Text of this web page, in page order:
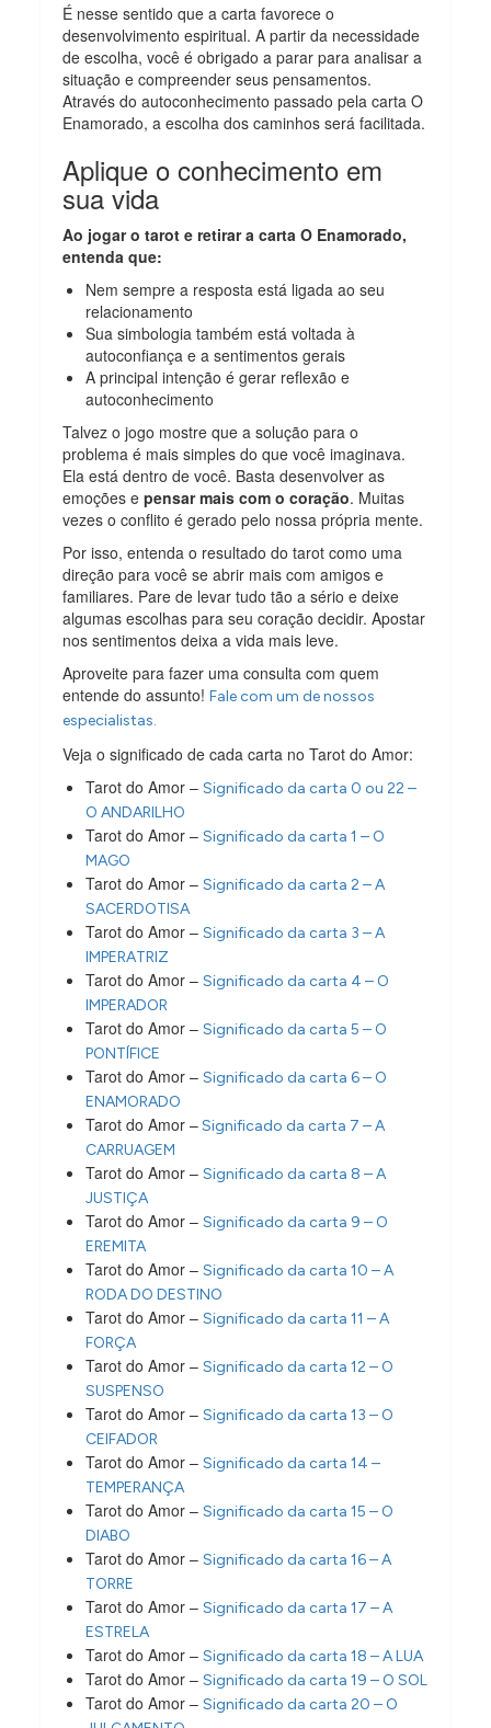
É nesse sentido que a carta favorece o
desenvolvimento espiritual. A partir da necessidade
de escolha, você é obrigado a parar para analisar a
situação e compreender seus pensamentos.
Através do autoconhecimento passado pela carta O
Enamorado, a escolha dos caminhos será facilitada.
Aplique o conhecimento em
sua vida
Ao jogar o tarot e retirar a carta O Enamorado,
entenda que:
Nem sempre a resposta está ligada ao seu
relacionamento
Sua simbologia também está voltada à
autoconfiança e a sentimentos gerais
A principal intenção é gerar reflexão e
autoconhecimento
Talvez o jogo mostre que a solução para o
problema é mais simples do que você imaginava.
Ela está dentro de você. Basta desenvolver as
emoções e pensar mais com o coração. Muitas
vezes o conflito é gerado pelo nossa própria mente.
Por isso, entenda o resultado do tarot como uma
direção para você se abrir mais com amigos e
familiares. Pare de levar tudo tão a sério e deixe
algumas escolhas para seu coração decidir. Apostar
nos sentimentos deixa a vida mais leve.
Aproveite para fazer uma consulta com quem
entende do assunto!Fale com um de nossos
especialistas.
Veja o significado de cada carta no Tarot do Amor:
Tarot do Amor –Significado da carta 0 ou 22 –
O ANDARILHO
Tarot do Amor –Significado da carta 1 – O
MAGO
Tarot do Amor –Significado da carta 2 – A
SACERDOTISA
Tarot do Amor –Significado da carta 3 – A
IMPERATRIZ
Tarot do Amor –Significado da carta 4 – O
IMPERADOR
Tarot do Amor –Significado da carta 5 – O
PONTÍFICE
Tarot do Amor –Significado da carta 6 – O
ENAMORADO
Tarot do Amor –Significado da carta 7 – A
CARRUAGEM
Tarot do Amor –Significado da carta 8 – A
JUSTIÇA
Tarot do Amor –Significado da carta 9 – O
EREMITA
Tarot do Amor –Significado da carta 10 – A
RODA DO DESTINO
Tarot do Amor –Significado da carta 11 – A
FORÇA
Tarot do Amor –Significado da carta 12 – O
SUSPENSO
Tarot do Amor –Significado da carta 13 – O
CEIFADOR
Tarot do Amor –Significado da carta 14 –
TEMPERANÇA
Tarot do Amor –Significado da carta 15 – O
DIABO
Tarot do Amor –Significado da carta 16 – A
TORRE
Tarot do Amor –Significado da carta 17 – A
ESTRELA
Tarot do Amor –Significado da carta 18 – A LUA
Tarot do Amor –Significado da carta 19 – O SOL
Tarot do Amor –Significado da carta 20 – O